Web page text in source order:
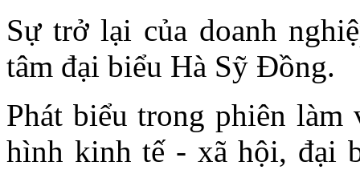
Sự trở lại của doanh
tâm đại biểu Hà Sỹ Đồng.
Phát biểu trong phiên
hình kinh tế - xã hội, đại